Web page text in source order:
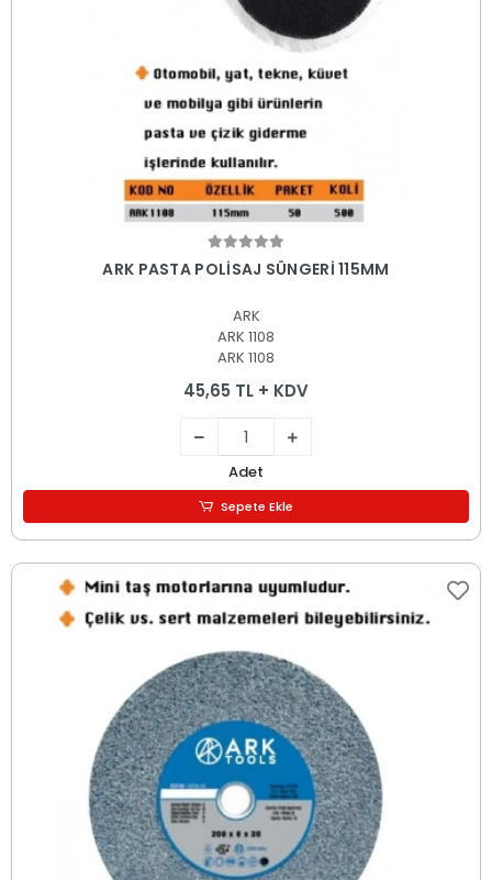
Sepete Ekle
ARK PASTA POLİSAJ SÜNGERİ 115MM
ARK
ARK 1108
ARK 1108
45,65 TL + KDV
Adet
Sepete Ekle